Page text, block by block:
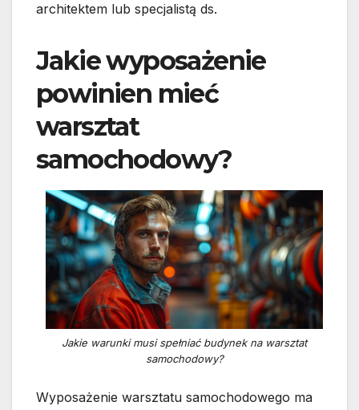
architektem lub specjalistą ds.
Jakie wyposażenie
powinien mieć
warsztat
samochodowy?
Jakie warunki musi spełniać budynek na warsztat
samochodowy?
Wyposażenie warsztatu samochodowego ma